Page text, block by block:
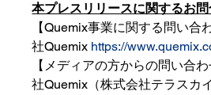
本プレスリリースに関するお
【Quemix事業に関する問い合
社Quemix https://
【メディアの方からの問い合
社Quemix（株式会社テラスカ